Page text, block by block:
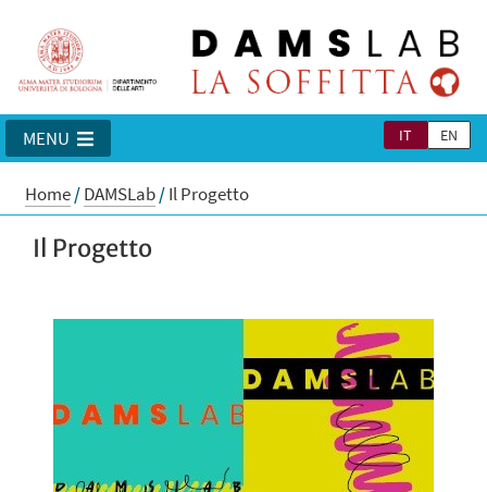
IT EN
MENU
Home/DAMSLab/Il Progetto
Il Progetto